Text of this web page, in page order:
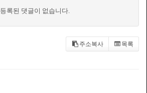
등록된 댓글이 없습니다.
주소복사 목록